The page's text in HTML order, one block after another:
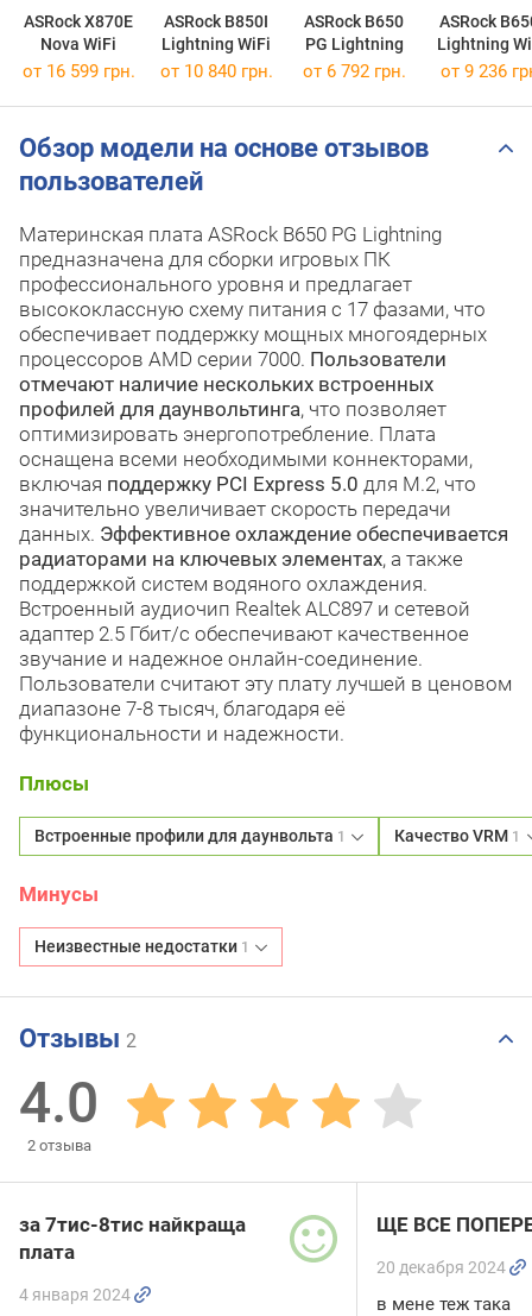
ASRock X870E
Nova WiFi
ASRock B850I
Lightning WiFi
ASRock B650
PG Lightning
ASRock
Lightning
от 16 599 грн. от 10 840 грн. от 6 792 грн. от 9 236
Обзор модели на основе отзывов
пользователей
Материнская плата ASRock B650 PG Lightning
предназначена для сборки игровых ПК
профессионального уровня и предлагает
высококлассную схему питания с 17 фазами, что
обеспечивает поддержку мощных многоядерных
процессоров AMD серии 7000. Пользователи
отмечают наличие нескольких встроенных
профилей для даунвольтинга, что позволяет
оптимизировать энергопотребление. Плата
оснащена всеми необходимыми коннекторами,
включая поддержку PCI Express 5.0 для M.2, что
значительно увеличивает скорость передачи
данных. Эффективное охлаждение обеспечивается
радиаторами на ключевых элементах, а также
поддержкой систем водяного охлаждения.
Встроенный аудиочип Realtek ALC897 и сетевой
адаптер 2.5 Гбит/с обеспечивают качественное
звучание и надежное онлайн-соединение.
Пользователи считают эту плату лучшей в ценовом
диапазоне 7-8 тысяч, благодаря её
функциональности и надежности.
Плюсы
Встроенные профили для даунвольта 1 Качество VRM 1
Минусы
Неизвестные недостатки 1
Отзывы 2
4.0
2 отзыва
за 7тис-8тис найкраща
плата
4 января 2024
ЩЕ ВСЕ
20 декабря 2024
в мене теж така